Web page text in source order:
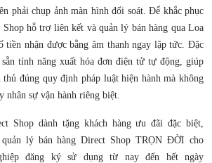
phải chụp ảnh màn hình đối soát. Để khắc phục
hỗ trợ liên kết và quản lý bán hàng qua Loa
tiền nhận được bằng âm thanh ngay lập tức. Đặc
tính năng xuất hóa đơn điện tử tự động, giúp
thủ đúng quy định pháp luật hiện hành mà không
nhân sự vận hành riêng biệt.
Shop dành tặng khách hàng ưu đãi đặc biệt,
lý bán hàng Direct Shop TRỌN ĐỜI cho
đăng ký sử dụng từ nay đến hết ngày